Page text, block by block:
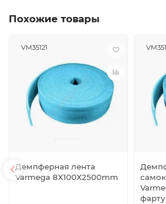
Похожие товары
VM35121
Демпферная лента
Varmega 8Х100Х2500mm